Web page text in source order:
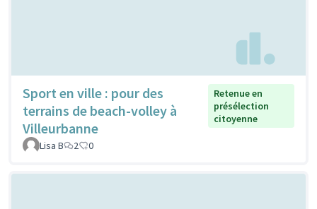
Sport en ville : pour des
terrains de beach-volley à
Villeurbanne
Retenue en
présélection
citoyenne
Lisa B 2 0